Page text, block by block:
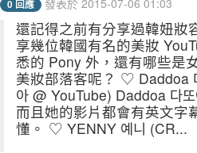
0 回應 發表於 2015-07-06 01:03
還記得之前有分享過韓妞妝
享幾位韓國有名的美妝
悉的 Pony 外，還有哪些是
美妝部落客呢？ ♡ Daddoa
아 @ YouTube) Daddoa 다
而且她的影片都會有英文字
懂。 ♡ YENNY 예니 (CR...